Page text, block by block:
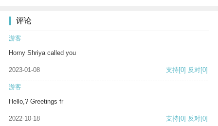
评论
游客
Horny Shriya called you
2023-01-08 支持[0] 反对[0]
游客
Hello,? Greetings fr
2022-10-18 支持[0] 反对[0]